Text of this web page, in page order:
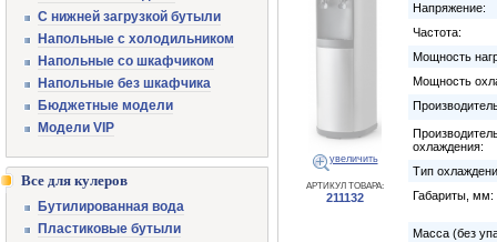
увеличить
АРТИКУЛ ТОВАРА:
211132
Напряжение:
Частота:
Мощность
Мощность
охлаждения:
Тип
Габариты, мм:
Масса (без
С нижней загрузкой бутыли
Напольные с холодильником
Напольные со шкафчиком
Напольные без шкафчика
Бюджетные модели
Модели VIP
Все для кулеров
Бутилированная вода
Пластиковые бутыли